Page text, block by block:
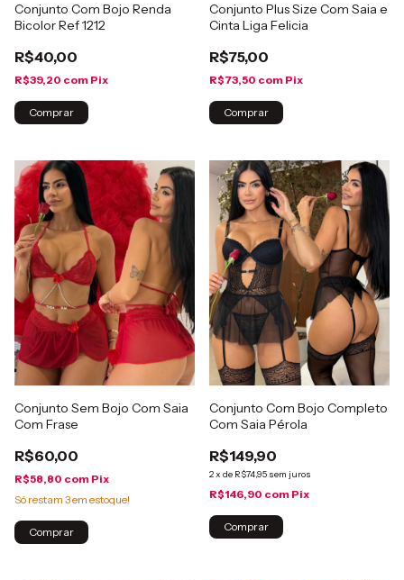
Conjunto Com Bojo Renda
Bicolor Ref 1212
R$40,00
R$39,20 com Pix
Comprar
Conjunto Plus Size Com Saia e
Cinta Liga Felicia
R$75,00
R$73,50 com Pix
Comprar
Conjunto Sem Bojo Com Saia
Com Frase
R$60,00
R$58,80 com Pix
Só restam 3em estoque!
Comprar
Conjunto Com Bojo Completo
Com Saia Pérola
R$149,90
2x de R$74,95 sem juros
R$146,90 com Pix
Comprar